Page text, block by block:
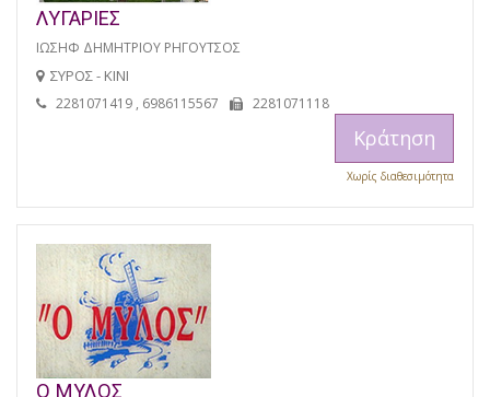
ΛΥΓΑΡΙΕΣ
ΙΩΣΗΦ ΔΗΜΗΤΡΙΟΥ ΡΗΓΟΥΤΣΟΣ
ΣΥΡΟΣ - ΚΙΝΙ
2281071419 , 6986115567 2281071118
Κράτηση
Χωρίς διαθεσιμότητα
Ο ΜΥΛΟΣ